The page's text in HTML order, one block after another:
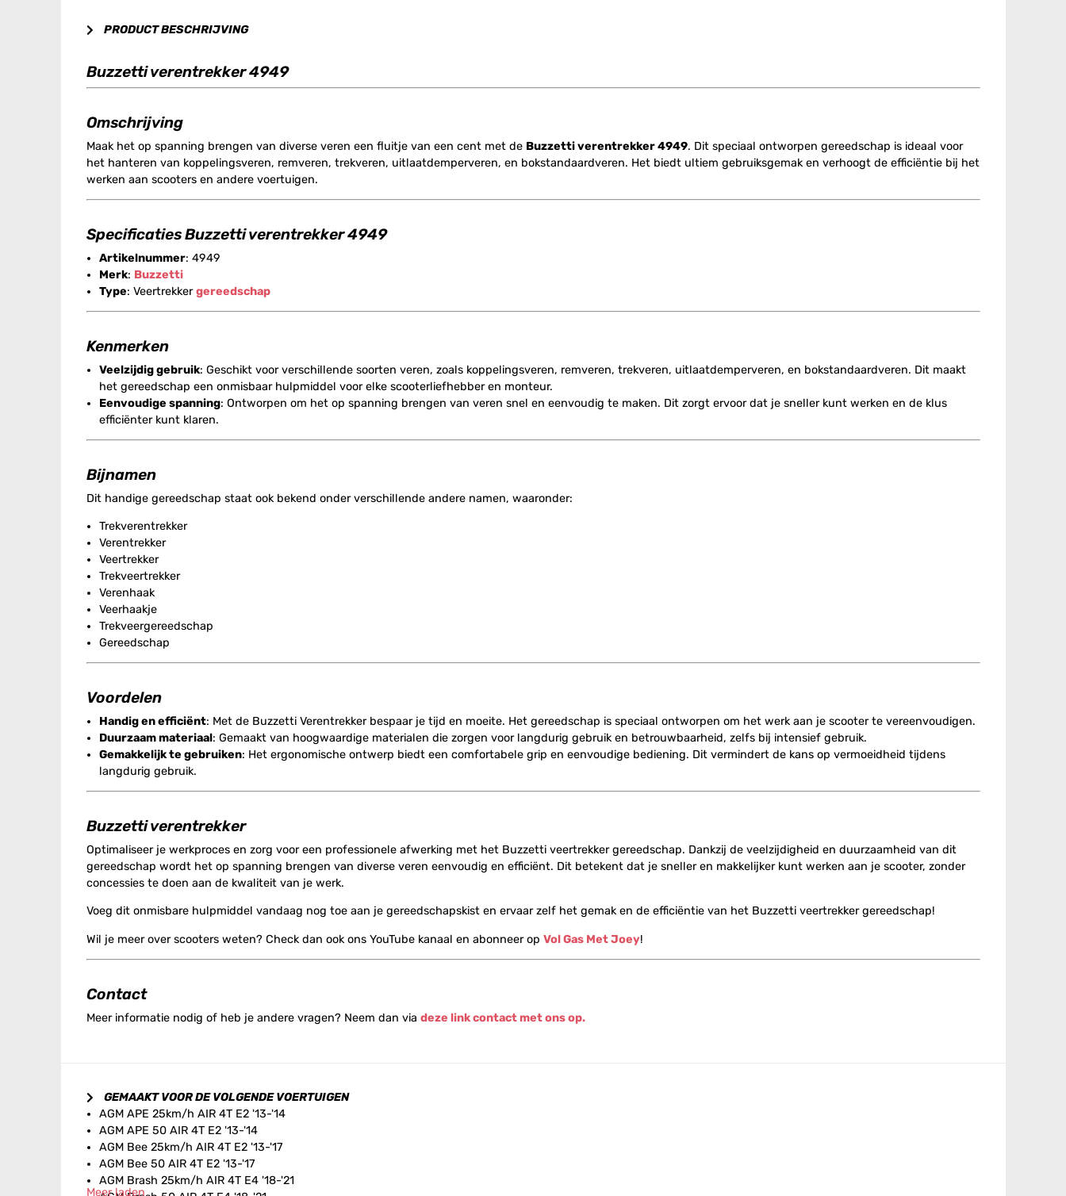
PRODUCT BESCHRIJVING
Buzzetti verentrekker 4949
Omschrijving
Maak het op spanning brengen van diverse veren een fluitje van een cent met de Buzzetti verentrekker 4949. Dit speciaal ontworpen gereedschap is ideaal voor
het hanteren van koppelingsveren, remveren, trekveren, uitlaatdemperveren, en bokstandaardveren. Het biedt ultiem gebruiksgemak en verhoogt de efficiëntie bij het
werken aan scooters en andere voertuigen.
Specificaties Buzzetti verentrekker 4949
Artikelnummer: 4949
Merk: Buzzetti
Type: Veertrekkergereedschap
Kenmerken
Veelzijdig gebruik: Geschikt voor verschillende soorten veren, zoals koppelingsveren, remveren, trekveren, uitlaatdemperveren, en bokstandaardveren. Dit maakt
het gereedschap een onmisbaar hulpmiddel voor elke scooterliefhebber en monteur.
Eenvoudige spanning: Ontworpen om het op spanning brengen van veren snel en eenvoudig te maken. Dit zorgt ervoor dat je sneller kunt werken en de klus
efficiënter kunt klaren.
Bijnamen
Dit handige gereedschap staat ook bekend onder verschillende andere namen, waaronder:
Trekverentrekker
Verentrekker
Veertrekker
Trekveertrekker
Verenhaak
Veerhaakje
Trekveergereedschap
Gereedschap
Voordelen
Handig en efficiënt: Met de Buzzetti Verentrekker bespaar je tijd en moeite. Het gereedschap is speciaal ontworpen om het werk aan je scooter te vereenvoudigen.
Duurzaam materiaal: Gemaakt van hoogwaardige materialen die zorgen voor langdurig gebruik en betrouwbaarheid, zelfs bij intensief gebruik.
Gemakkelijk te gebruiken: Het ergonomische ontwerp biedt een comfortabele grip en eenvoudige bediening. Dit vermindert de kans op vermoeidheid tijdens
langdurig gebruik.
Buzzetti verentrekker
Optimaliseer je werkproces en zorg voor een professionele afwerking met het Buzzetti veertrekker gereedschap. Dankzij de veelzijdigheid en duurzaamheid van dit
gereedschap wordt het op spanning brengen van diverse veren eenvoudig en efficiënt. Dit betekent dat je sneller en makkelijker kunt werken aan je scooter, zonder
concessies te doen aan de kwaliteit van je werk.
Voeg dit onmisbare hulpmiddel vandaag nog toe aan je gereedschapskist en ervaar zelf het gemak en de efficiëntie van het Buzzetti veertrekker gereedschap!
Wil je meer over scooters weten? Check dan ook ons YouTube kanaal en abonneer op Vol Gas Met Joey!
Contact
Meer informatie nodig of heb je andere vragen? Neem dan via deze link contact met ons op.
GEMAAKT VOOR DE VOLGENDE VOERTUIGEN
AGM APE 25km/h AIR 4T E2 '13-'14
AGM APE 50 AIR 4T E2 '13-'14
AGM Bee 25km/h AIR 4T E2 '13-'17
AGM Bee 50 AIR 4T E2 '13-'17
AGM Brash 25km/h AIR 4T E4 '18-'21
Meer laden